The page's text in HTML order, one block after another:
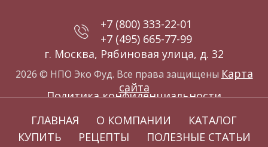
+7 (800) 333-22-01
+7 (495) 665-77-99
г. Москва, Рябиновая улица, д. 32
Политика конфиденциальности
2026 © НПО Эко Фуд. Все права защищены Карта
сайта
ГЛАВНАЯ О КОМПАНИИ
КАТАЛОГ
КУПИТЬ
РЕЦЕПТЫ
ПОЛЕЗНЫЕ СТАТЬИ